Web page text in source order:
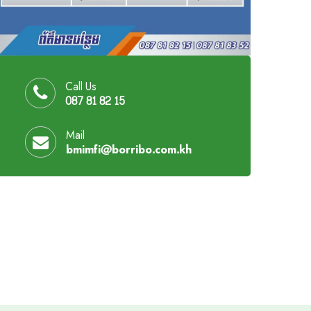
Call Us
087 81 82 15
Mail
bmimfi@borribo.com.kh